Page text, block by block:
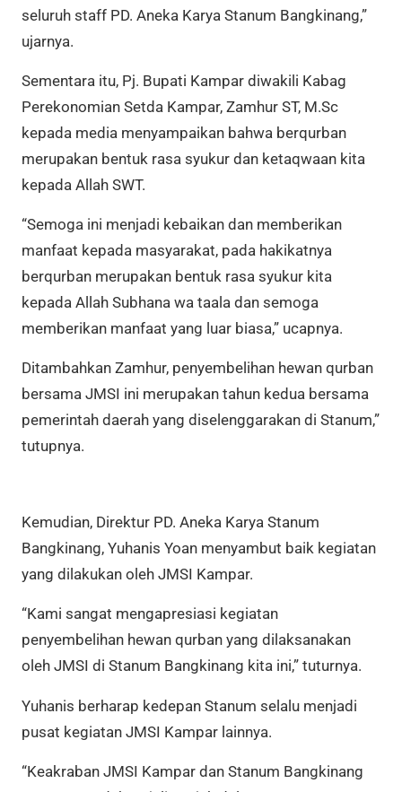
seluruh staff PD. Aneka Karya Stanum Bangkinang,”
ujarnya.
Sementara itu, Pj. Bupati Kampar diwakili Kabag
Perekonomian Setda Kampar, Zamhur ST, M.Sc
kepada media menyampaikan bahwa berqurban
merupakan bentuk rasa syukur dan ketaqwaan kita
kepada Allah SWT.
“Semoga ini menjadi kebaikan dan memberikan
manfaat kepada masyarakat, pada hakikatnya
berqurban merupakan bentuk rasa syukur kita
kepada Allah Subhana wa taala dan semoga
memberikan manfaat yang luar biasa,” ucapnya.
Ditambahkan Zamhur, penyembelihan hewan qurban
bersama JMSI ini merupakan tahun kedua bersama
pemerintah daerah yang diselenggarakan di Stanum,”
tutupnya.
Kemudian, Direktur PD. Aneka Karya Stanum
Bangkinang, Yuhanis Yoan menyambut baik kegiatan
yang dilakukan oleh JMSI Kampar.
“Kami sangat mengapresiasi kegiatan
penyembelihan hewan qurban yang dilaksanakan
oleh JMSI di Stanum Bangkinang kita ini,” tuturnya.
Yuhanis berharap kedepan Stanum selalu menjadi
pusat kegiatan JMSI Kampar lainnya.
“Keakraban JMSI Kampar dan Stanum Bangkinang